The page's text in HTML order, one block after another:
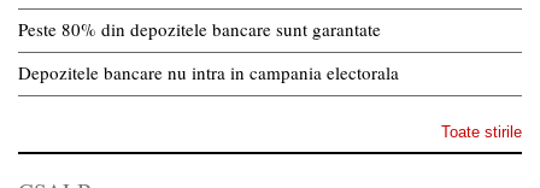
Peste 80% din depozitele bancare sunt garantate
Depozitele bancare nu intra in campania electorala
Toate stirile